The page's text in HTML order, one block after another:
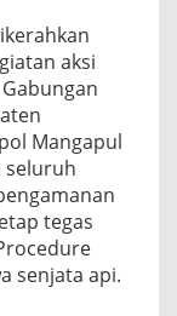
aksi
Mangapul
seluruh
tegas
senjata api.